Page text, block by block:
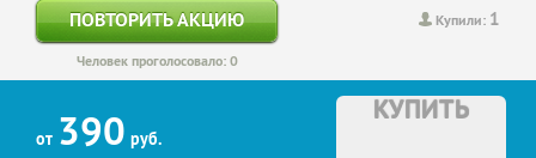
Купили: 1
ПОВТОРИТЬ АКЦИЮ
Человек проголосовало: 0
от 390 руб.
КУПИТЬ